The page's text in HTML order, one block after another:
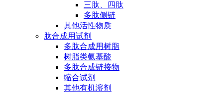
三肽、四肽
多肽侧链
其他活性物质
肽合成用试剂
多肽合成用树脂
树脂类氨基酸
多肽合成链接物
缩合试剂
其他有机溶剂